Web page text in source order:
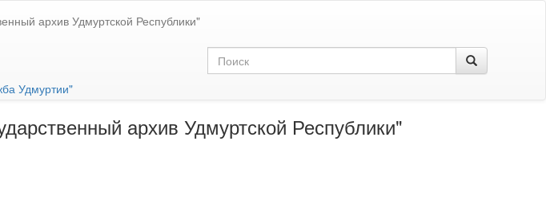
архив Удмуртской Республики"
Удмуртии"
архив Удмуртской Республики"